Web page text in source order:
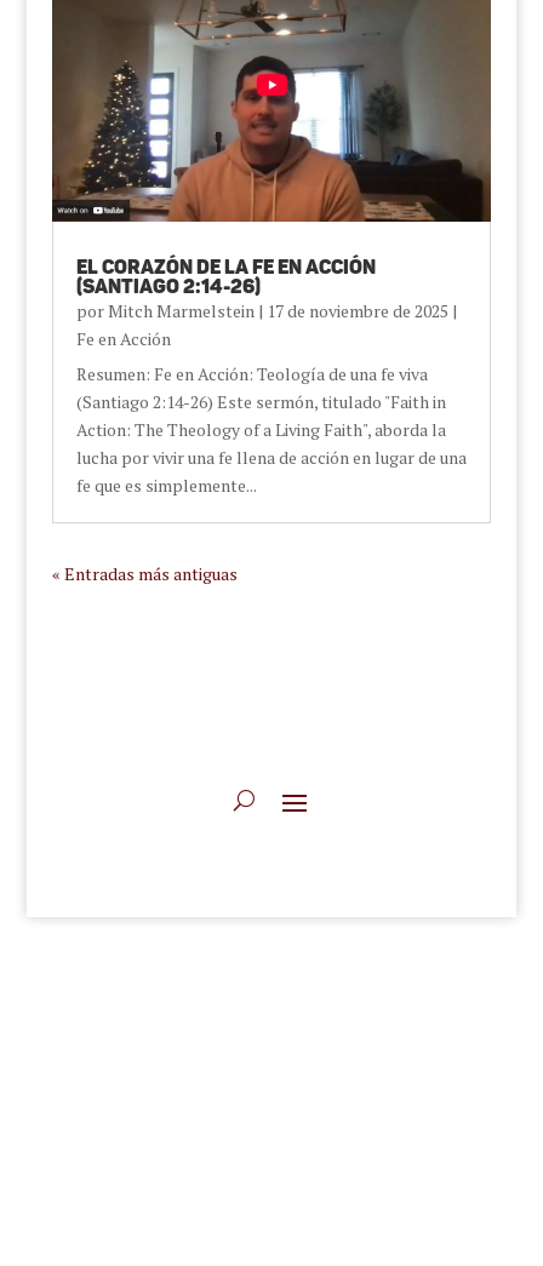
El Corazón de la Fe en Acción
(Santiago 2:14-26)
porMitch Marmelstein | 17 de noviembre de 2025 |
Fe en Acción
Resumen: Fe en Acción: Teología de una fe viva
(Santiago 2:14-26) Este sermón, titulado "Faith in
Action: The Theology of a Living Faith", aborda la
lucha por vivir una fe llena de acción en lugar de una
fe que es simplemente...
« Entradas más antiguas